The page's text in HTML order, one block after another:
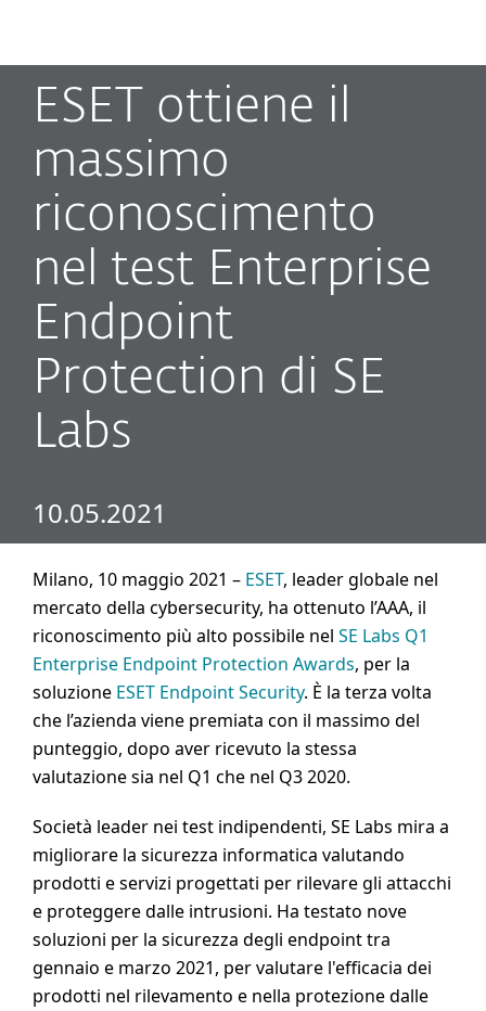
ESET ottiene il
massimo
riconoscimento
nel test Enterprise
Endpoint
Protection di SE
Labs
10.05.2021
Milano, 10 maggio 2021 – ESET, leader globale nel
mercato della cybersecurity, ha ottenuto l’AAA, il
riconoscimento più alto possibile nel SE Labs Q1
Enterprise Endpoint Protection Awards, per la
soluzione ESET Endpoint Security. È la terza volta
che l’azienda viene premiata con il massimo del
punteggio, dopo aver ricevuto la stessa
valutazione sia nel Q1 che nel Q3 2020.
Società leader nei test indipendenti, SE Labs mira a
migliorare la sicurezza informatica valutando
prodotti e servizi progettati per rilevare gli attacchi
e proteggere dalle intrusioni. Ha testato nove
soluzioni per la sicurezza degli endpoint tra
gennaio e marzo 2021, per valutare l'efficacia dei
prodotti nel rilevamento e nella protezione dalle